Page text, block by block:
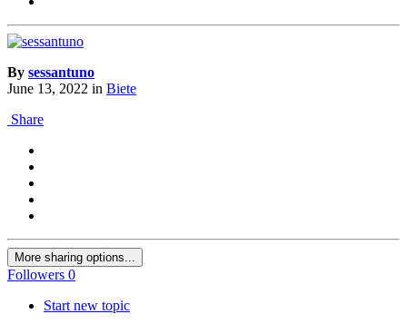
By sessantuno
June 13, 2022 in Biete
Share
More sharing options...
Followers 0
Start new topic